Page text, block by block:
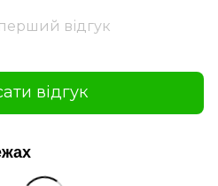
відгук
відгук